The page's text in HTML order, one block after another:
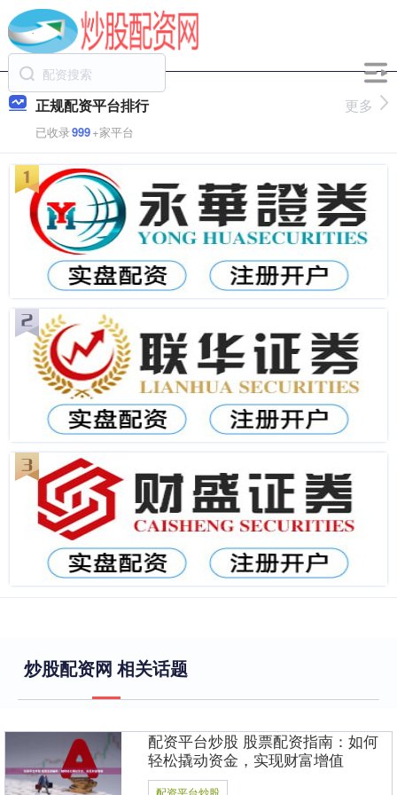
正规配资平台排行
已收录999+家平台
更多
炒股配资网 相关话题
配资平台炒股 股票配资指南：如何
轻松撬动资金，实现财富增值
配资平台炒股